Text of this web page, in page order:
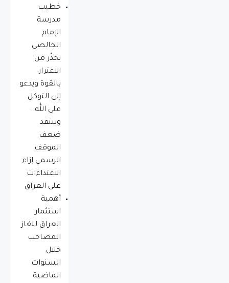
خطيب
مدرسة
الإمام
الخالصي
يحذّر من
الاغترار
بالقوة ويدعو
إلى التوكل
على الله..
وينتقد
ضعف
الموقف
الرسمي إزاء
الاعتداءات
على العراق
أهمية
استثمار
العراق للغاز
المصاحب
خلال
السنوات
الماضية